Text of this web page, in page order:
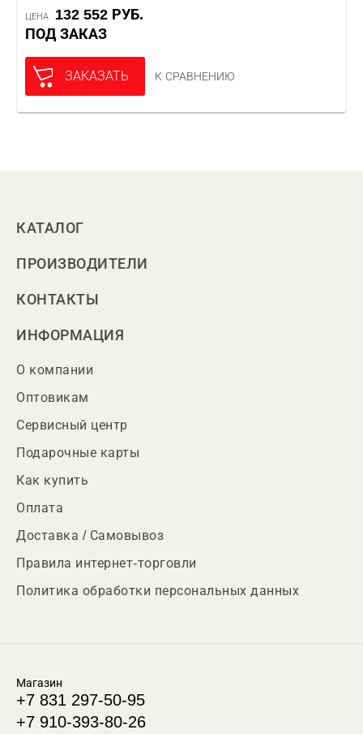
ЦЕНА
132 552 РУБ.
ПОД ЗАКАЗ
ЗАКАЗАТЬ К СРАВНЕНИЮ
КАТАЛОГ
ПРОИЗВОДИТЕЛИ
КОНТАКТЫ
ИНФОРМАЦИЯ
О компании
Оптовикам
Сервисный центр
Подарочные карты
Как купить
Оплата
Доставка / Самовывоз
Правила интернет-торговли
Политика обработки персональных данных
Магазин
+7 831 297-50-95
+7 910-393-80-26